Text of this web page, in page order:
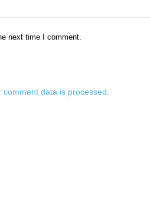
next time I comment.
data is processed.